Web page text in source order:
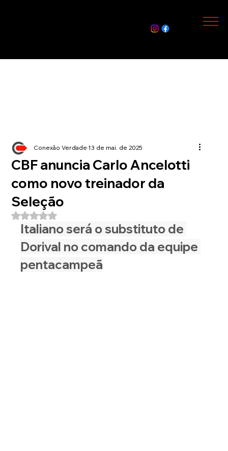
CBF anuncia Carlo Ancelotti
como novo treinador da
Seleção
Conexão Verdade13 de mai. de 2025
Avaliado com NaN de 5 estrelas.
Italiano será o substituto de
Dorival no comando da equipe
pentacampeã